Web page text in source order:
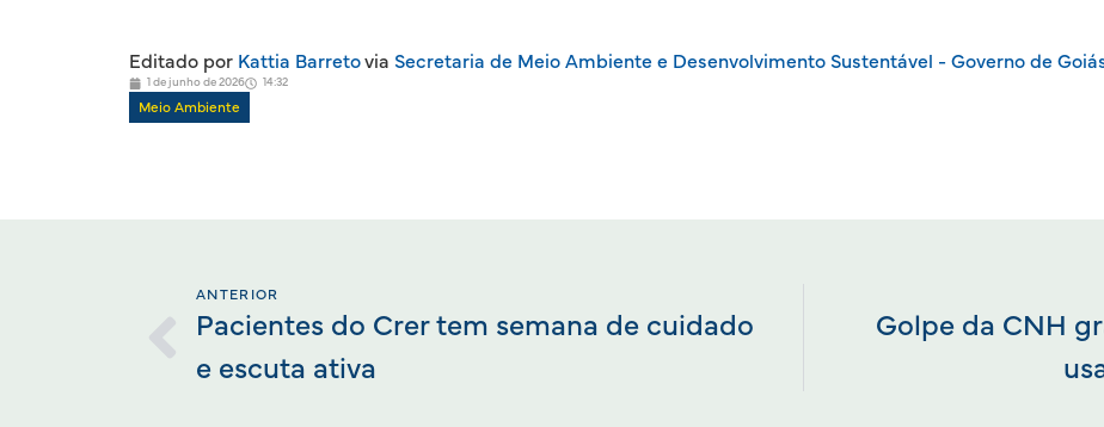
Editado por Kattia Barretovia Secretaria de Meio Ambiente e Desenvolvimento Sustentável - Governo de
1 de junho de 2026 14:32
Meio Ambiente
ANTERIOR
Pacientes do Crer tem semana de cuidado
e escuta ativa
Golpe da CNH